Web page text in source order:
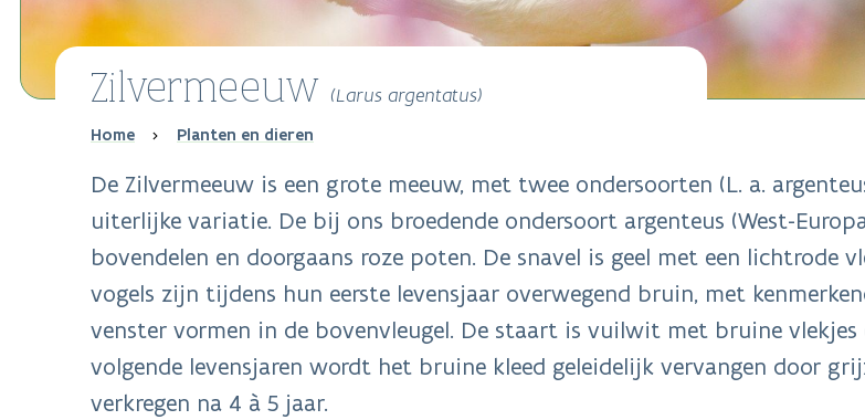
Zilvermeeuw (Larus argentatus)
Breadcrumb
Home Planten en dieren
De Zilvermeeuw is een grote meeuw, met twee ondersoorten (L. a.
uiterlijke variatie. De bij ons broedende ondersoort argenteus (West-
bovendelen en doorgaans roze poten. De snavel is geel met een lichtrode
vogels zijn tijdens hun eerste levensjaar overwegend bruin, met
venster vormen in de bovenvleugel. De staart is vuilwit met bruine
volgende levensjaren wordt het bruine kleed geleidelijk vervangen door
verkregen na 4 à 5 jaar.